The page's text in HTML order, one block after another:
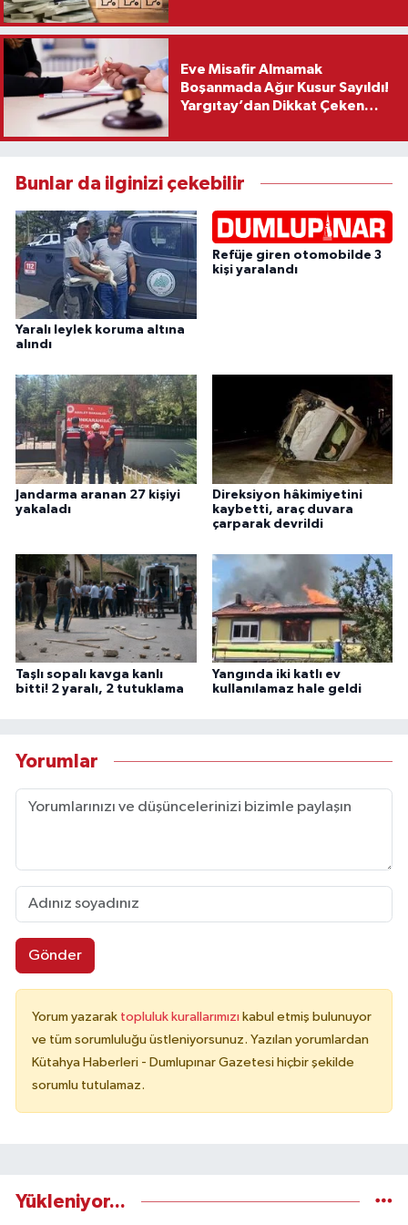
Eve Misafir Almamak
Boşanmada Ağır Kusur Sayıldı!
Yargıtay’dan Dikkat Çeken
Bunlar da ilginizi çekebilir
Yaralı leylek koruma altına
alındı
Refüje giren otomobilde 3
kişi yaralandı
Jandarma aranan 27 kişiyi
yakaladı
Direksiyon hâkimiyetini
kaybetti, araç duvara
çarparak devrildi
Taşlı sopalı kavga kanlı
bitti! 2 yaralı, 2 tutuklama
Yangında iki katlı ev
kullanılamaz hale geldi
Yorumlar
Gönder
Yorum yazarak topluluk kurallarımızı kabul etmiş bulunuyor
ve tüm sorumluluğu üstleniyorsunuz. Yazılan yorumlardan
Kütahya Haberleri - Dumlupınar Gazetesi hiçbir şekilde
sorumlu tutulamaz.
Yükleniyor...